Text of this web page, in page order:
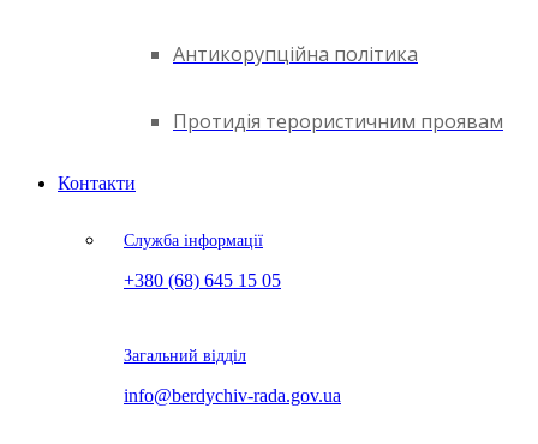
Антикорупційна політика
Протидія терористичним проявам
Контакти
Служба інформації
+380 (68) 645 15 05
Загальний відділ
info@berdychiv-rada.gov.ua